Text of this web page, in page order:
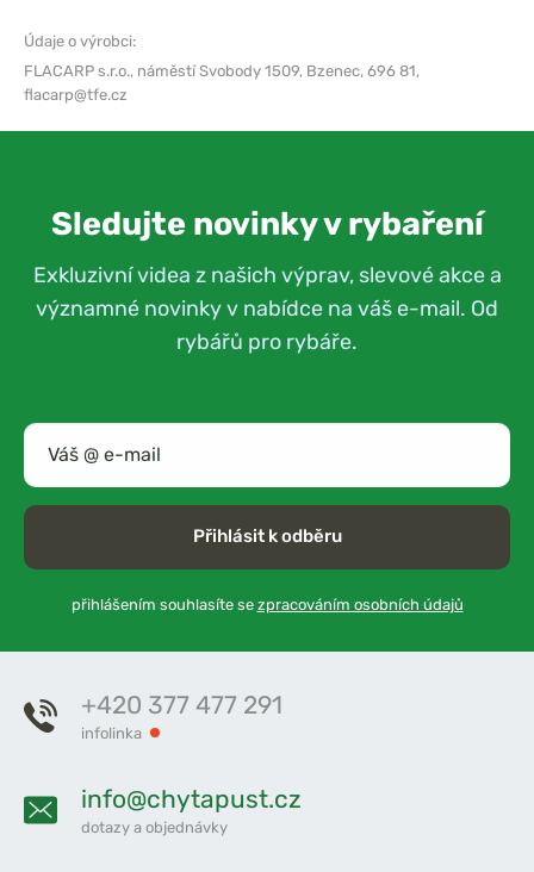
Údaje o výrobci:
FLACARP s.r.o., náměstí Svobody 1509, Bzenec, 696 81,
flacarp@tfe.cz
Sledujte novinky v rybaření
Exkluzivní videa z našich výprav, slevové akce a
významné novinky v nabídce na váš e-mail. Od
rybářů pro rybáře.
Přihlásit k odběru
přihlášením souhlasíte se zpracováním osobních údajů
+420 377 477 291
infolinka
info@chytapust.cz
dotazy a objednávky